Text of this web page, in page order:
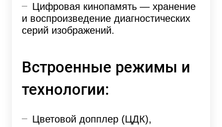
Цифровая кинопамять — хранение
и воспроизведение диагностических
серий изображений.
Встроенные режимы и
технологии:
Цветовой допплер (ЦДК),